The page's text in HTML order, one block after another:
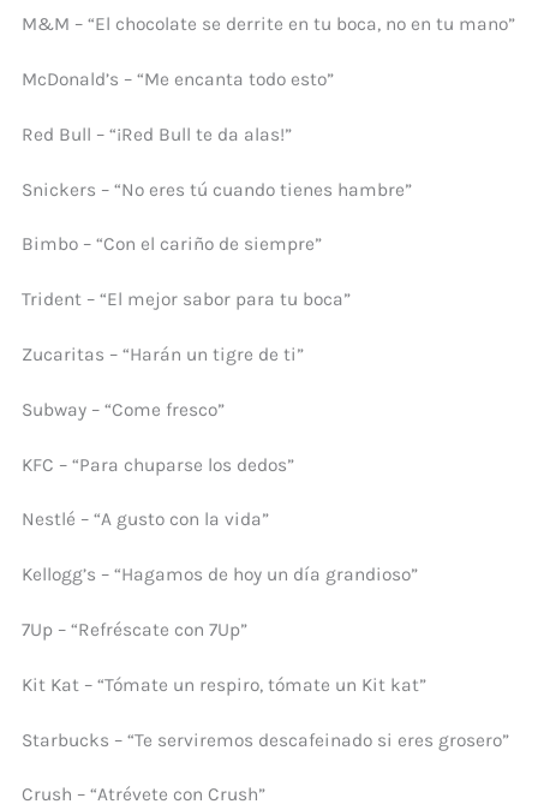
M&M – “El chocolate se derrite en tu boca, no en tu mano”
McDonald’s – “Me encanta todo esto”
Red Bull – “¡Red Bull te da alas!”
Snickers – “No eres tú cuando tienes hambre”
Bimbo – “Con el cariño de siempre”
Trident – “El mejor sabor para tu boca”
Zucaritas – “Harán un tigre de ti”
Subway – “Come fresco”
KFC – “Para chuparse los dedos”
Nestlé – “A gusto con la vida”
Kellogg’s – “Hagamos de hoy un día grandioso”
7Up – “Refréscate con 7Up”
Kit Kat – “Tómate un respiro, tómate un Kit kat”
Starbucks – “Te serviremos descafeinado si eres grosero”
Crush – “Atrévete con Crush”